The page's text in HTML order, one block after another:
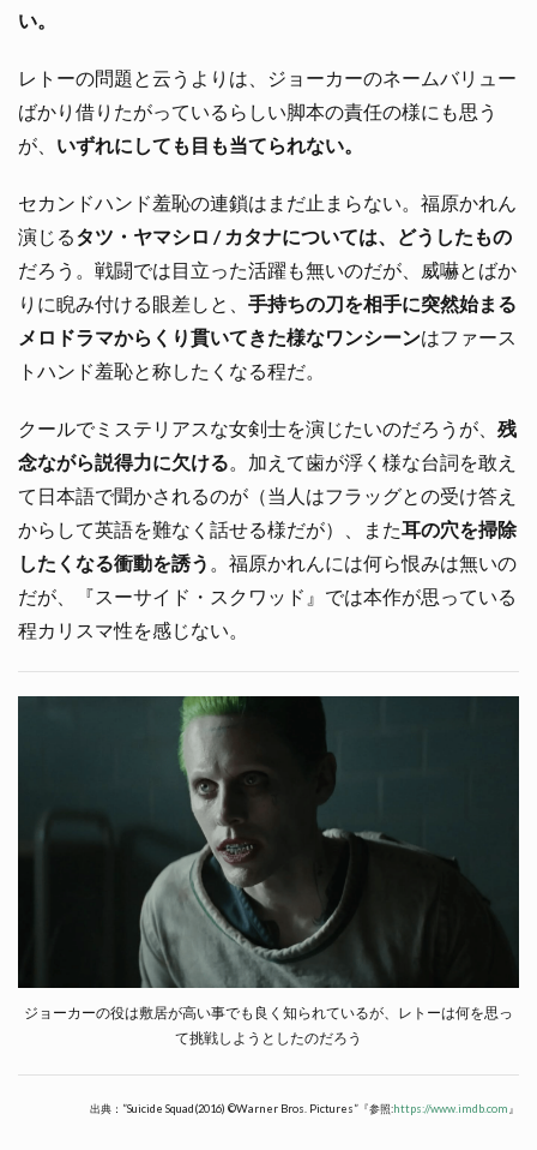
い。
レトーの問題と云うよりは、ジョーカーのネームバリュー
ばかり借りたがっているらしい脚本の責任の様にも思う
が、 いずれにしても目も当てられない。
セカンドハンド羞恥の連鎖はまだ止まらない。福原かれん
演じるタツ・ヤマシロ / カタナについては、どうしたもの
だろう。戦闘では目立った活躍も無いのだが、威嚇とばか
りに睨み付ける眼差しと、 手持ちの刀を相手に突然始まる
メロドラマからくり貫いてきた様なワンシーンはファース
トハンド羞恥と称したくなる程だ。
クールでミステリアスな女剣士を演じたいのだろうが、 残
念ながら説得力に欠ける。加えて歯が浮く様な台詞を敢え
て日本語で聞かされるのが（当人はフラッグとの受け答え
からして英語を難なく話せる様だが）、また耳の穴を掃除
したくなる衝動を誘う 。福原かれんには何ら恨みは無いの
だが、『スーサイド・スクワッド』では本作が思っている
程カリスマ性を感じない。
ジョーカーの役は敷居が高い事でも良く知られているが、レトーは何を思っ
て挑戦しようとしたのだろう
出典：”Suicide Squad(2016) ©Warner Bros. Pictures”『参照:https://www.imdb.com』